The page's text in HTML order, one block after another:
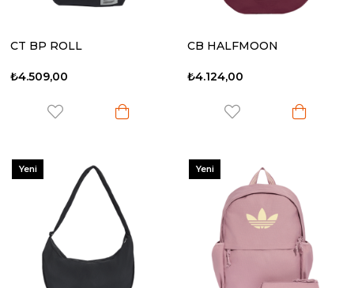
CT BP ROLL
₺4.509,00
CB HALFMOON
₺4.124,00
Yeni
Yeni